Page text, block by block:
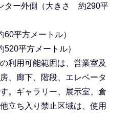
ター外側（大きさ 約290平
平方メートル）
平方メートル）
利用可能範囲は、営業室及
、廊下、階段、エレベータ
。ギャラリー、展示室、倉
立ち入り禁止区域は、使用